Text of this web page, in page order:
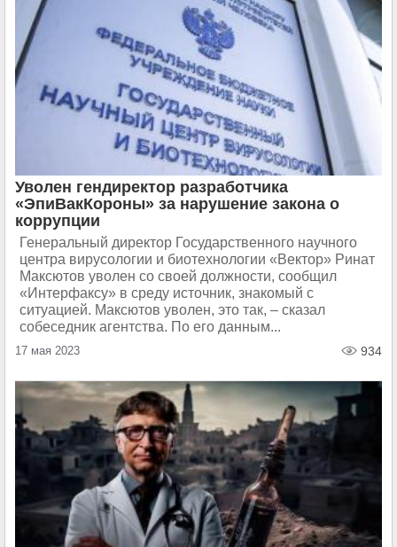
Уволен гендиректор разработчика
«ЭпиВакКороны» за нарушение закона о
коррупции
Генеральный директор Государственного научного
центра вирусологии и биотехнологии «Вектор» Ринат
Максютов уволен со своей должности, сообщил
«Интерфаксу» в среду источник, знакомый с
ситуацией. Максютов уволен, это так, – сказал
собеседник агентства. По его данным...
17 мая 2023 934